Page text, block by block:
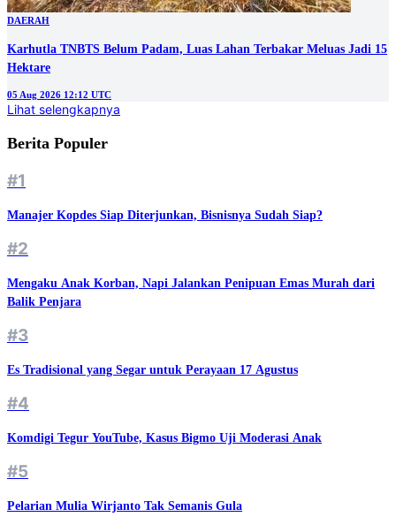
DAERAH
Karhutla TNBTS Belum Padam, Luas Lahan Terbakar Meluas Jadi 15
Hektare
05 Aug 2026 12:12 UTC
Lihat selengkapnya
Berita Populer
#1
Manajer Kopdes Siap Diterjunkan, Bisnisnya Sudah Siap?
#2
Mengaku Anak Korban, Napi Jalankan Penipuan Emas Murah dari
Balik Penjara
#3
Es Tradisional yang Segar untuk Perayaan 17 Agustus
#4
Komdigi Tegur YouTube, Kasus Bigmo Uji Moderasi Anak
#5
Pelarian Mulia Wirjanto Tak Semanis Gula